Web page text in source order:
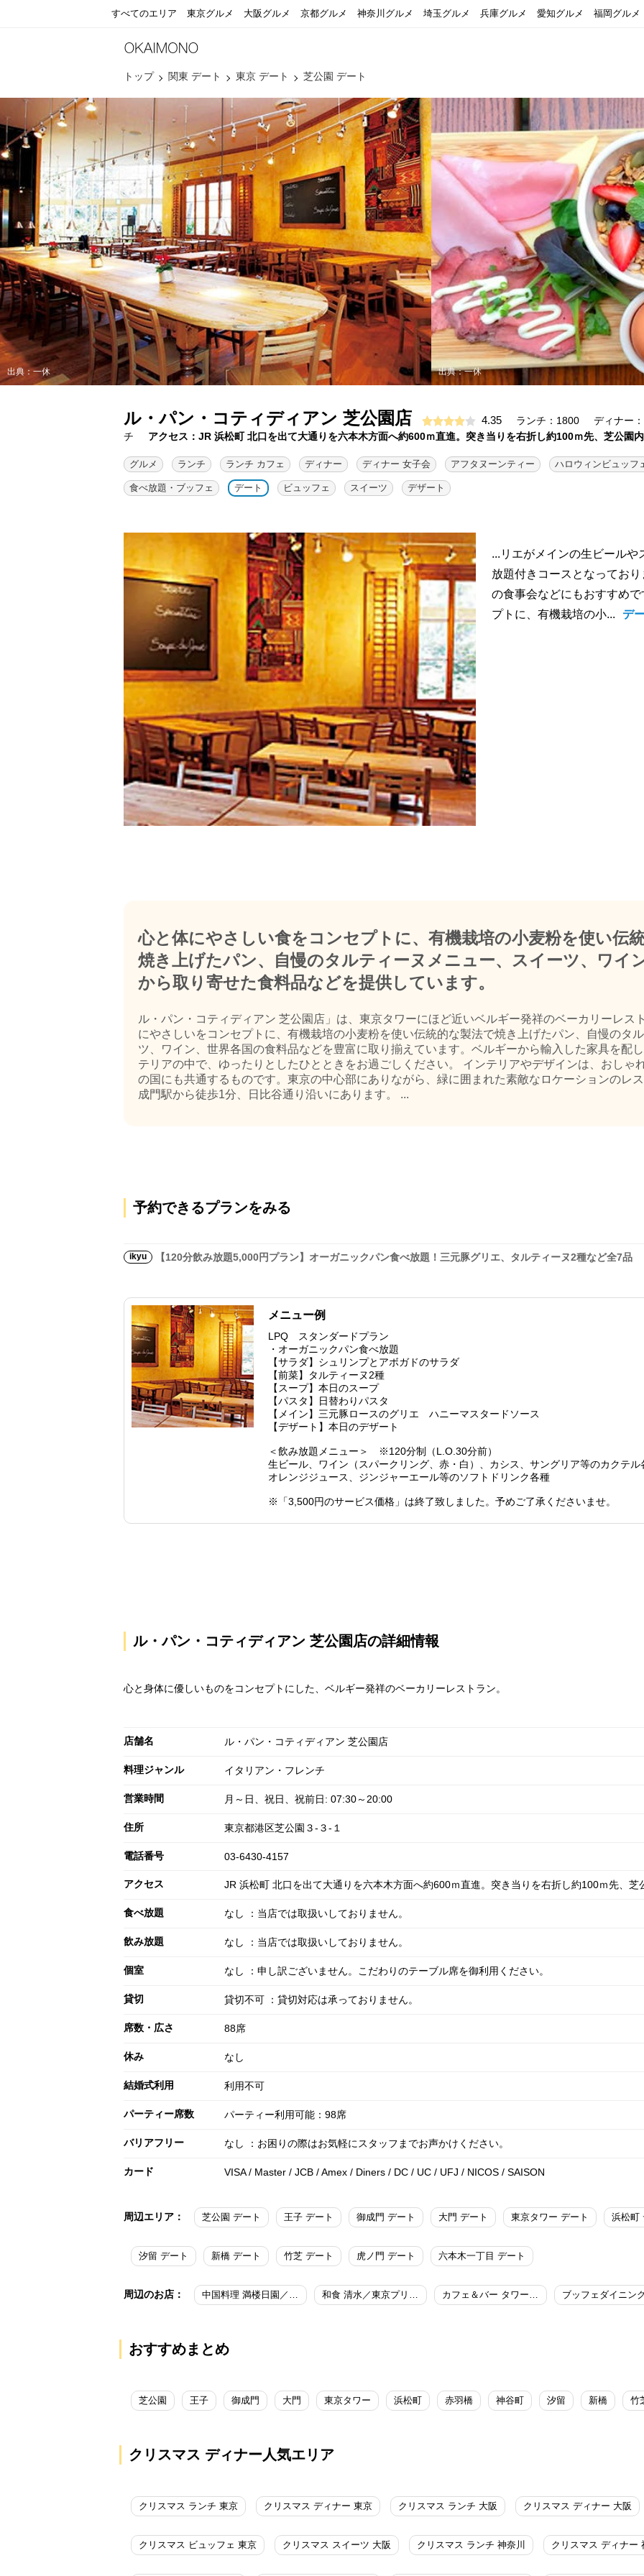
すべてのエリア 東京グルメ 大阪グルメ 京都グルメ 神奈川グルメ 埼玉グルメ 兵庫グルメ 愛知グルメ 福岡グルメ
トップ 関東 デート 東京 デート 芝公園 デート
出典：一休 出典：一休
ル・パン・コティディアン 芝公園店 4.35 ランチ：1800
ディナー
チ
アクセス：JR 浜松町 北口を出て大通りを六本木方面へ約600ｍ直進。突き当りを右折し約100ｍ先、芝公園
グルメ ランチ ランチ カフェ ディナー ディナー 女子会 アフタヌーンティー ハロウィンビュッフ
食べ放題・ブッフェ デート ビュッフェ スイーツ デザート
...リエがメインの生ビール
放題付きコースとなってお
の食事会などにもおすすめ
プトに、有機栽培の小...
デ
心と体にやさしい食をコンセプトに、有機栽培の小麦粉を使い伝
焼き上げたパン、自慢のタルティーヌメニュー、スイーツ、ワイ
から取り寄せた食料品などを提供しています。
ル・パン・コティディアン 芝公園店」は、東京タワーにほど近いベルギー発祥のベーカリーレス
にやさしいをコンセプトに、有機栽培の小麦粉を使い伝統的な製法で焼き上げたパン、自慢のタ
ツ、ワイン、世界各国の食料品などを豊富に取り揃えています。ベルギーから輸入した家具を配
テリアの中で、ゆったりとしたひとときをお過ごしください。 インテリアやデザインは、おしゃ
の国にも共通するものです。東京の中心部にありながら、緑に囲まれた素敵なロケーションのレ
成門駅から徒歩1分、日比谷通り沿いにあります。 ...
予約できるプランをみる
ikyu 【120分飲み放題5,000円プラン】オーガニックパン食べ放題！三元豚グリエ、タルティーヌ2種など全7品
メニュー例
LPQ スタンダードプラン
・オーガニックパン食べ放題
【サラダ】シュリンプとアボガドのサラダ
【前菜】タルティーヌ2種
【スープ】本日のスープ
【パスタ】日替わりパスタ
【メイン】三元豚ロースのグリエ ハニーマスタードソース
【デザート】本日のデザート
＜飲み放題メニュー＞ ※120分制（L.O.30分前）
生ビール、ワイン（スパークリング、赤・白）、カシス、サングリア等のカクテル
オレンジジュース、ジンジャーエール等のソフトドリンク各種
※「3,500円のサービス価格」は終了致しました。予めご了承くださいませ。
ル・パン・コティディアン 芝公園店の詳細情報
心と身体に優しいものをコンセプトにした、ベルギー発祥のベーカリーレストラン。
店舗名 ル・パン・コティディアン 芝公園店
料理ジャンル イタリアン・フレンチ
営業時間 月～日、祝日、祝前日: 07:30～20:00
住所 東京都港区芝公園３-３-１
電話番号 03-6430-4157
アクセス JR 浜松町 北口を出て大通りを六本木方面へ約600ｍ直進。突き当りを右折し約100ｍ先、芝
食べ放題 なし ：当店では取扱いしておりません。
飲み放題 なし ：当店では取扱いしておりません。
個室 なし ：申し訳ございません。こだわりのテーブル席を御利用ください。
貸切 貸切不可 ：貸切対応は承っておりません。
席数・広さ 88席
休み なし
結婚式利用 利用不可
パーティー席数 パーティー利用可能：98席
バリアフリー なし ：お困りの際はお気軽にスタッフまでお声かけください。
カード VISA / Master / JCB / Amex / Diners / DC / UC / UFJ / NICOS / SAISON
周辺エリア： 芝公園 デート 王子 デート 御成門 デート 大門 デート 東京タワー デート 浜松町
汐留 デート 新橋 デート 竹芝 デート 虎ノ門 デート 六本木一丁目 デート
周辺のお店： 中国料理 満楼日園／東京プリンスホテル 和食 清水／東京プリンスホテル カフェ＆バー タワービューテラス／東京プリンスホテル
おすすめまとめ
芝公園 王子 御成門 大門 東京タワー 浜松町 赤羽橋 神谷町 汐留 新橋 竹
クリスマス ディナー人気エリア
クリスマス ランチ 東京 クリスマス ディナー 東京 クリスマス ランチ 大阪 クリスマス ディナー 大阪
クリスマス ビュッフェ 東京 クリスマス スイーツ 大阪 クリスマス ランチ 神奈川 クリスマス ディナー